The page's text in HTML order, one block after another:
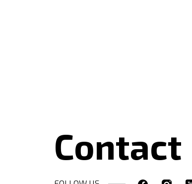
Contact